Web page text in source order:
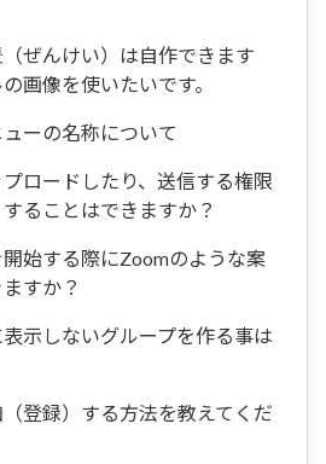
ぜんけい）は自作できます
画像を使いたいです。
ーの名称について
ロードしたり、送信する権限
ることはできますか？
始する際にZoomのような案
すか？
示しないグループを作る事は
登録）する方法を教えてくだ